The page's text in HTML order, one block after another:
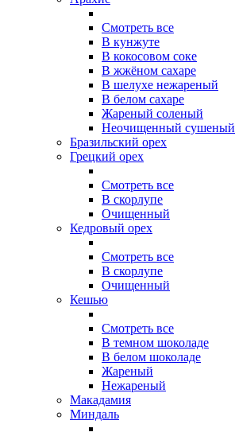
Смотреть все
В кунжуте
В кокосовом соке
В жжёном сахаре
В шелухе нежареный
В белом сахаре
Жареный соленый
Неочищенный сушеный
Бразильский орех
Грецкий орех
Смотреть все
В скорлупе
Очищенный
Кедровый орех
Смотреть все
В скорлупе
Очищенный
Кешью
Смотреть все
В темном шоколаде
В белом шоколаде
Жареный
Нежареный
Макадамия
Миндаль